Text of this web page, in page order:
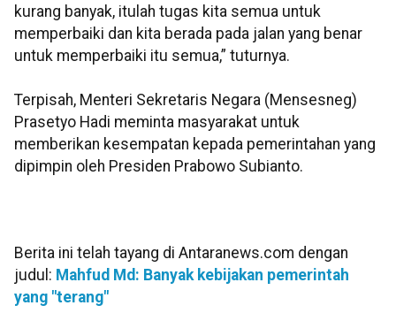
kurang banyak, itulah tugas kita semua untuk
memperbaiki dan kita berada pada jalan yang benar
untuk memperbaiki itu semua,” tuturnya.
Terpisah, Menteri Sekretaris Negara (Mensesneg)
Prasetyo Hadi meminta masyarakat untuk
memberikan kesempatan kepada pemerintahan yang
dipimpin oleh Presiden Prabowo Subianto.
Berita ini telah tayang di Antaranews.com dengan
judul: Mahfud Md: Banyak kebijakan pemerintah
yang "terang"